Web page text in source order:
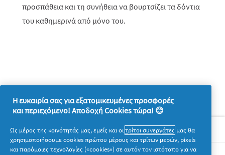
προσπάθεια και τη συνήθεια να βουρτσίζει τα δόντια
του καθημερινά από μόνο του.
Σχετικά με την P&G
Η ευκαιρία σας για εξατομικευμένες προσφορές
και περιεχόμενο! Αποδοχή Cookies τώρα! 😊
Ως μέρος της κοινότητάς μας, εμείς και οιτρίτοι συνεργάτες μας θα
χρησιμοποιήσουμε cookies πρώτου μέρους και τρίτων μερών, pixels
και παρόμοιες τεχνολογίες («cookies») σε αυτόν τον ιστότοπο για να